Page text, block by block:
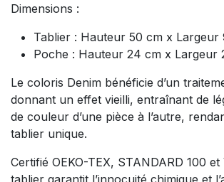
Dimensions :
Tablier : Hauteur 50 cm x Largeur
Poche : Hauteur 24 cm x Largeur
Le coloris Denim bénéficie d’un
donnant un effet vieilli, entraînant de
de couleur d’une pièce à l’autre,
tablier unique.
Certifié OEKO-TEX, STANDARD 100 et
tablier garantit l’innocuité chimique et